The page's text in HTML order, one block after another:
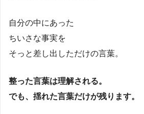
自分の中にあった
ちいさな事実を
そっと差し出しただけの言葉。
整った言葉は理解される。
でも、揺れた言葉だけが残ります。